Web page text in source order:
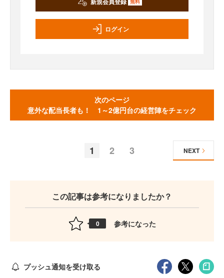
無料
ログイン
次のページ
意外な配当長者も！ 1～2億円台の経営陣をチェック
1 2 3 NEXT
この記事は参考になりましたか？
0 参考になった
プッシュ通知を受け取る